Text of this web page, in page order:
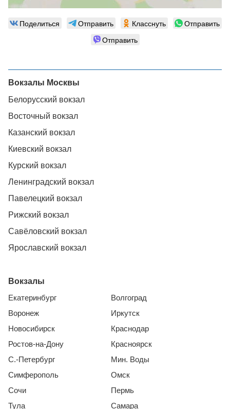
Поделиться Отправить Класснуть
Отправить
Отправить
Вокзалы Москвы
Белорусский вокзал
Восточный вокзал
Казанский вокзал
Киевский вокзал
Курский вокзал
Ленинградский вокзал
Павелецкий вокзал
Рижский вокзал
Савёловский вокзал
Ярославский вокзал
Вокзалы
Екатеринбург
Воронеж
Новосибирск
Ростов-на-Дону
С.-Петербург
Симферополь
Сочи
Тула
Волгоград
Иркутск
Краснодар
Красноярск
Мин. Воды
Омск
Пермь
Самара